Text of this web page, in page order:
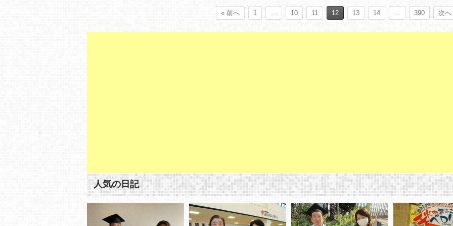
« 前へ 1 10 11 12 13 14 390 次へ
人気の日記